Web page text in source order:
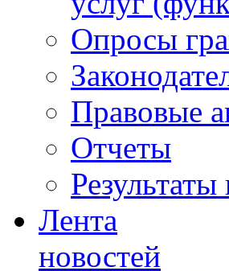
Опросы
Правовые
Отчеты
Лента
новостей